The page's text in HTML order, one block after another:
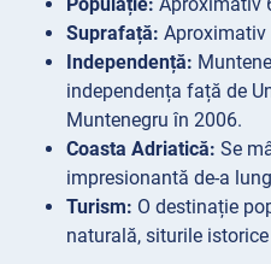
Suprafață:
Independență:
independența față de
Muntenegru în 2006.
Coasta Adriatică: Se
impresionantă de-a
Turism: O destinație
naturală, siturile